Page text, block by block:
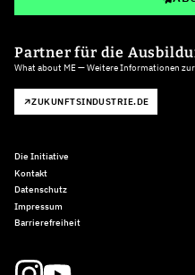
Partner für die
What about ME — Weitere Informationen
ZUKUNFTSINDUSTRIE.DE
Die Initiative
Kontakt
Datenschutz
Impressum
Barrierefreiheit